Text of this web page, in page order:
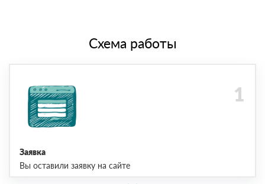
Схема работы
Заявка
Вы оставили заявку на сайте